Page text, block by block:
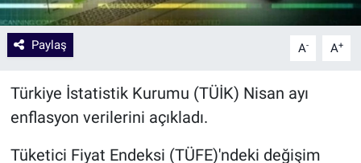
Paylaş A- A+
Türkiye İstatistik Kurumu (TÜİK) Nisan ayı
enflasyon verilerini açıkladı.
Tüketici Fiyat Endeksi (TÜFE)'ndeki değişim